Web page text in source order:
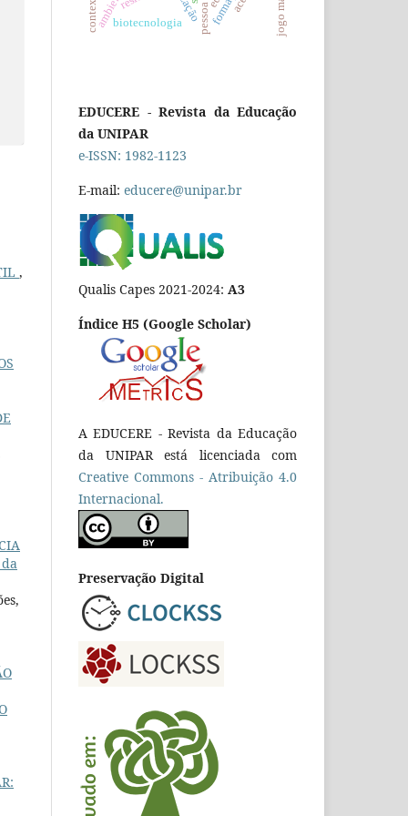
,
biotecnologia
EDUCERE - Revista da Educação
da UNIPAR
e-ISSN: 1982-1123
E-mail: educere@unipar.br
Qualis Capes 2021-2024: A3
Índice H5 (Google Scholar)
A EDUCERE - Revista da Educação
da UNIPAR está licenciada com
Creative Commons - Atribuição 4.0
Internacional.
Preservação Digital